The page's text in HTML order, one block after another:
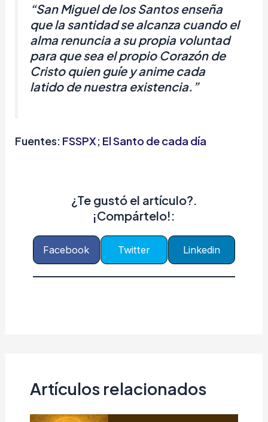
“San Miguel de los Santos enseña
que la santidad se alcanza cuando el
alma renuncia a su propia voluntad
para que sea el propio Corazón de
Cristo quien guíe y anime cada
latido de nuestra existencia.”
Fuentes: FSSPX; El Santo de cada día
¿Te gustó el artículo?.
¡Compártelo!:
Facebook Twitter Linkedin
Artículos relacionados